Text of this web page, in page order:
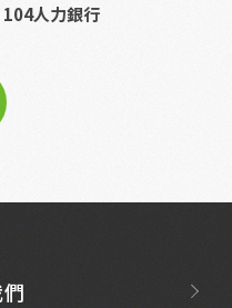
104人力銀行